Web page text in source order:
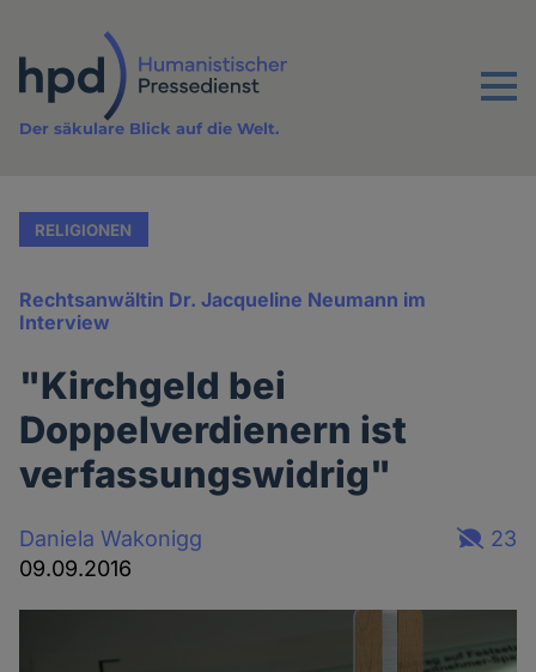
Inhalt
Menu
Der säkulare Blick auf die Welt.
RELIGIONEN
Rechtsanwältin Dr. Jacqueline Neumann im
Interview
"Kirchgeld bei
Doppelverdienern ist
verfassungswidrig"
Daniela Wakonigg
09.09.2016
23